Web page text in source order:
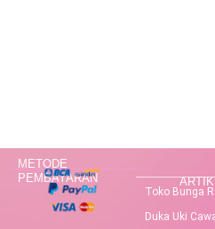
METODE
PEMBAYARAN
Toko Bunga
Duka Uki